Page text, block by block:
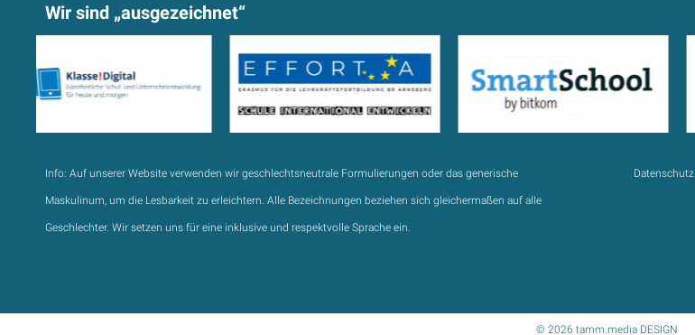
Wir sind „ausgezeichnet“
Info: Auf unserer Website verwenden wir geschlechtsneutrale Formulierungen oder das generische
Maskulinum, um die Lesbarkeit zu erleichtern. Alle Bezeichnungen beziehen sich gleichermaßen auf alle
Geschlechter. Wir setzen uns für eine inklusive und respektvolle Sprache ein.
Datenschutz
© 2026 tamm.media DESIGN